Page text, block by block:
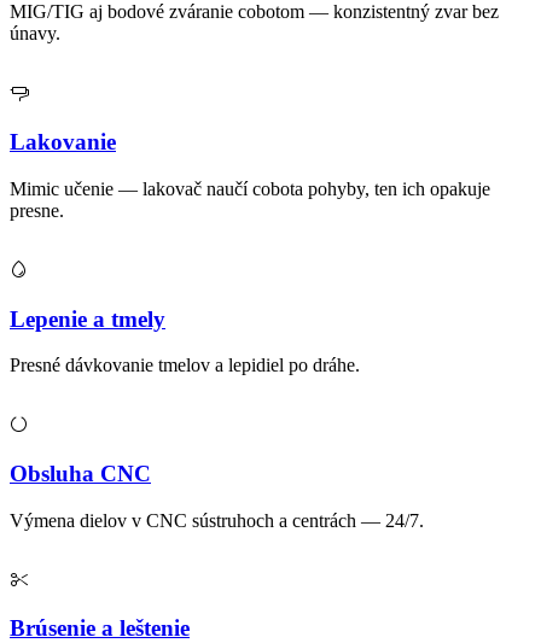
MIG/TIG aj bodové zváranie cobotom — konzistentný zvar bez
únavy.
Lakovanie
Mimic učenie — lakovač naučí cobota pohyby, ten ich opakuje
presne.
Lepenie a tmely
Presné dávkovanie tmelov a lepidiel po dráhe.
Obsluha CNC
Výmena dielov v CNC sústruhoch a centrách — 24/7.
Brúsenie a leštenie